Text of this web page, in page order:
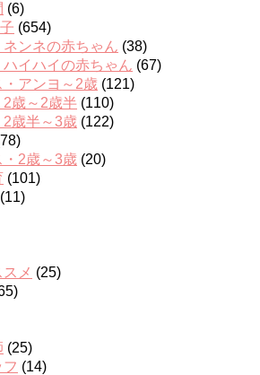
(6)
(654)
ンネの赤ちゃん (38)
イハイの赤ちゃん (67)
アンヨ～2歳 (121)
2歳～2歳半 (110)
歳半～3歳 (122)
・2歳～3歳 (20)
(101)
(11)
メ (25)
(25)
(14)